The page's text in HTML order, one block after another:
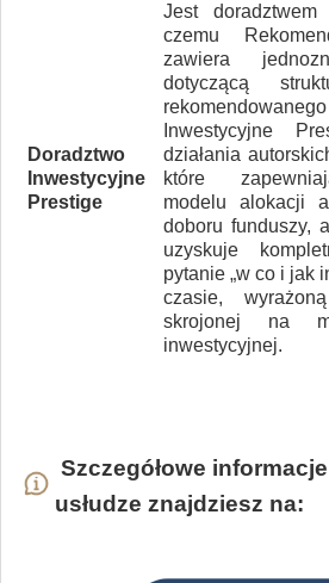
Doradztwo
Inwestycyjne
Prestige
Jest doradztwem
czemu
zawiera
dotyczącą
Inwestycyjne
działania
które
modelu alokacji
doboru funduszy,
uzyskuje
pytanie „w co i jak
czasie,
skrojonej na
inwestycyjnej.
Szczegółowe
usłudze znajdziesz na: